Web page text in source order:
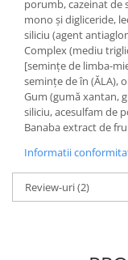
porumb, cazeinat de
mono și digliceride,
siliciu (agent
Complex (mediu
[semințe de limba-
semințe de în (ĂLA),
Gum (gumă xantan,
siliciu, acesulfam de
Banaba extract de
Informatii
Review-uri(2)